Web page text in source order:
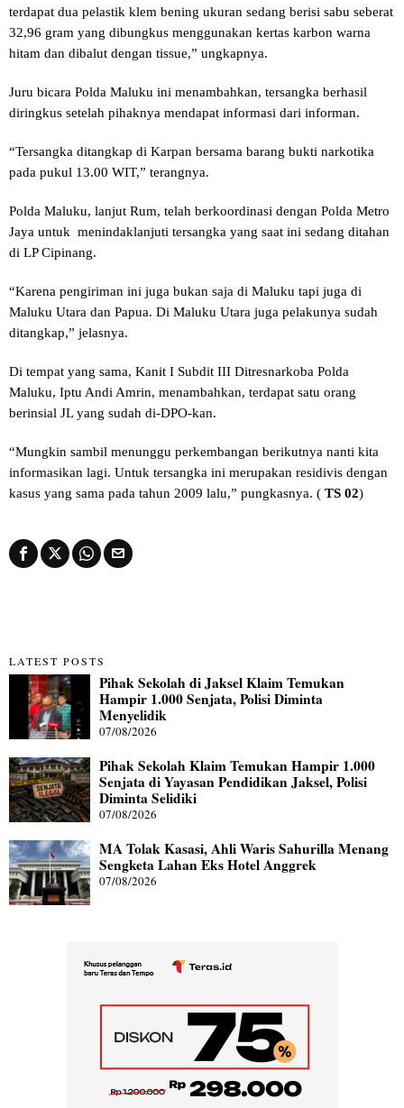
terdapat dua pelastik klem bening ukuran sedang berisi sabu seberat
32,96 gram yang dibungkus menggunakan kertas karbon warna
hitam dan dibalut dengan tissue,” ungkapnya.
Juru bicara Polda Maluku ini menambahkan, tersangka berhasil
diringkus setelah pihaknya mendapat informasi dari informan.
“Tersangka ditangkap di Karpan bersama barang bukti narkotika
pada pukul 13.00 WIT,” terangnya.
Polda Maluku, lanjut Rum, telah berkoordinasi dengan Polda Metro
Jaya untuk menindaklanjuti tersangka yang saat ini sedang ditahan
di LP Cipinang.
“Karena pengiriman ini juga bukan saja di Maluku tapi juga di
Maluku Utara dan Papua. Di Maluku Utara juga pelakunya sudah
ditangkap,” jelasnya.
Di tempat yang sama, Kanit I Subdit III Ditresnarkoba Polda
Maluku, Iptu Andi Amrin, menambahkan, terdapat satu orang
berinsial JL yang sudah di-DPO-kan.
“Mungkin sambil menunggu perkembangan berikutnya nanti kita
informasikan lagi. Untuk tersangka ini merupakan residivis dengan
kasus yang sama pada tahun 2009 lalu,” pungkasnya. ( TS 02)
LATEST POSTS
Pihak Sekolah di Jaksel Klaim Temukan
Hampir 1.000 Senjata, Polisi Diminta
Menyelidik
07/08/2026
Pihak Sekolah Klaim Temukan Hampir 1.000
Senjata di Yayasan Pendidikan Jaksel, Polisi
Diminta Selidiki
07/08/2026
MA Tolak Kasasi, Ahli Waris Sahurilla Menang
Sengketa Lahan Eks Hotel Anggrek
07/08/2026